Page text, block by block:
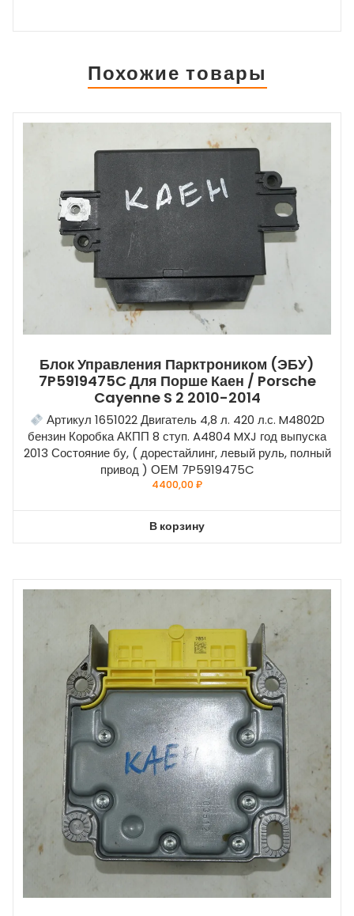
Похожие товары
Блок Управления Парктроником (ЭБУ)
7P5919475C Для Порше Каен / Porsche
Cayenne S 2 2010-2014
Артикул 1651022 Двигатель 4,8 л. 420 л.с. M4802D
бензин Коробка АКПП 8 ступ. A4804 MXJ год выпуска
2013 Состояние бу, ( дорестайлинг, левый руль, полный
привод ) ОЕМ 7P5919475C
4400,00₽
В корзину